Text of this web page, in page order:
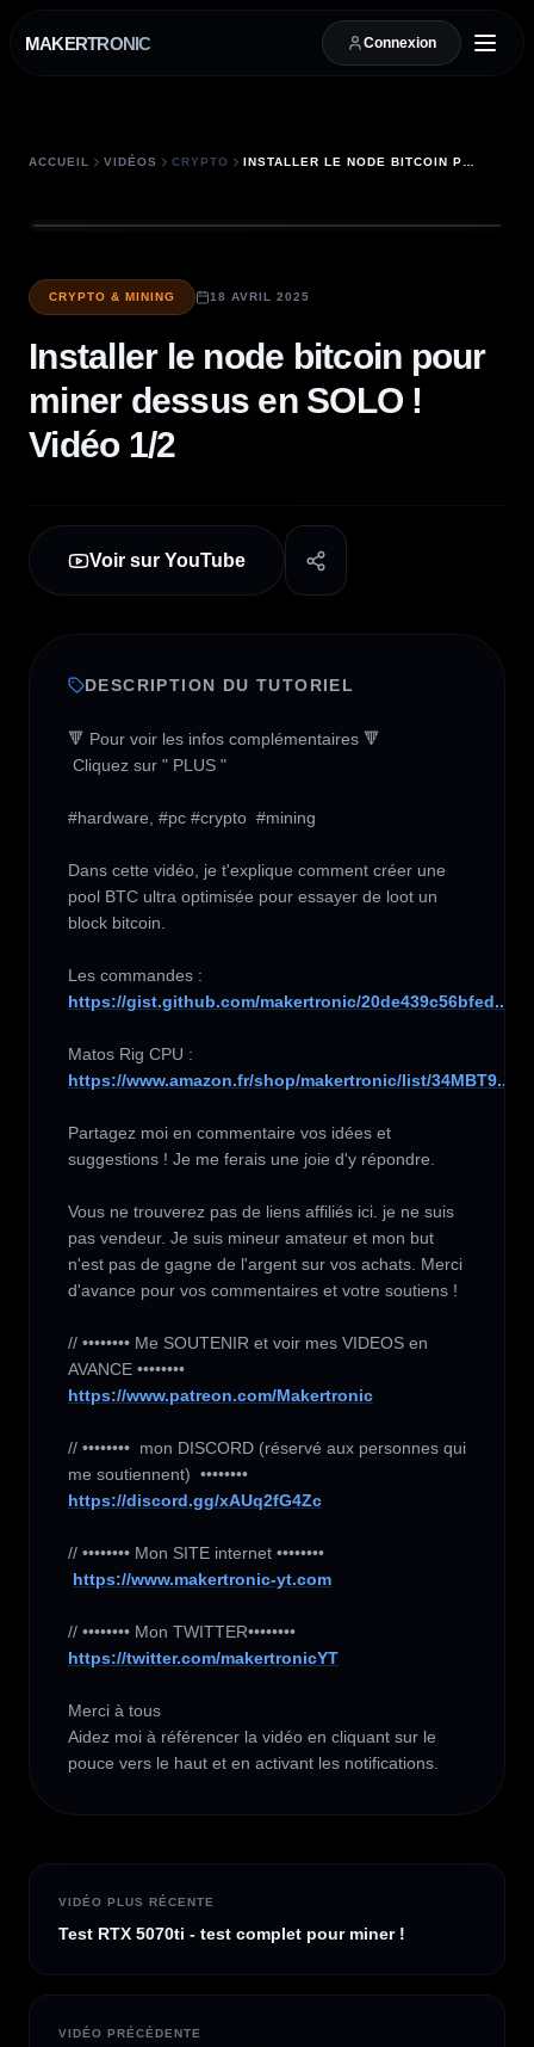
MAKERTRONIC Connexion
ACCUEIL VIDÉOS CRYPTO
CRYPTO & MINING 18 AVRIL 2025
Installer le node bitcoin pour
miner dessus en SOLO !
Vidéo 1/2
Voir sur YouTube
DESCRIPTION DU TUTORIEL
🔻 Pour voir les infos complémentaires 🔻
#hardware, #pc #crypto  #mining
Dans cette vidéo, je t'explique comment créer une
pool BTC ultra optimisée pour essayer de loot un
block bitcoin.
https://gist.github.com/makertronic/20de439c56bfed...
https://www.amazon.fr/shop/makertronic/list/34MBT9...
Partagez moi en commentaire vos idées et
suggestions ! Je me ferais une joie d'y répondre.
Vous ne trouverez pas de liens affiliés ici. je ne suis
pas vendeur. Je suis mineur amateur et mon but
n'est pas de gagne de l'argent sur vos achats. Merci
d'avance pour vos commentaires et votre soutiens !
// •••••••• Me SOUTENIR et voir mes VIDEOS en
https://www.patreon.com/Makertronic
// ••••••••  mon DISCORD (réservé aux personnes qui
https://discord.gg/xAUq2fG4Zc
// •••••••• Mon SITE internet ••••••••
https://www.makertronic-yt.com
https://twitter.com/makertronicYT
Merci à tous
Aidez moi à référencer la vidéo en cliquant sur le
pouce vers le haut et en activant les notifications.
VIDÉO PLUS RÉCENTE
Test RTX 5070ti - test complet pour miner !
VIDÉO PRÉCÉDENTE